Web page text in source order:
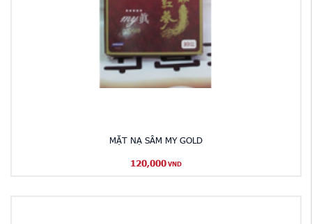
MẶT NẠ SÂM MY GOLD
120,000 VND